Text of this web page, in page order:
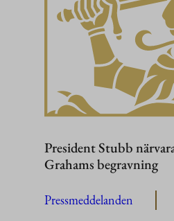
President Stubb
Grahams begravning
Pressmeddelanden